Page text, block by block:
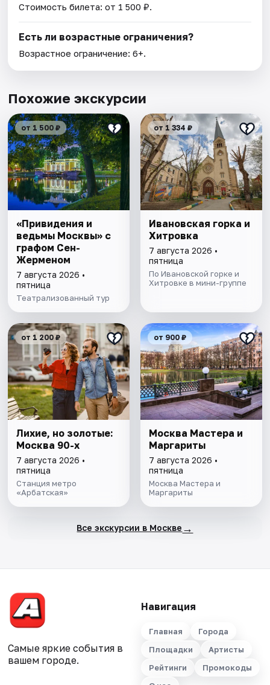
Стоимость билета: от 1 500 ₽.
Есть ли возрастные ограничения?
Возрастное ограничение: 6+.
Похожие экскурсии
от 1 500 ₽
«Привидения и
ведьмы Москвы» с
графом Сен-
Жерменом
7 августа 2026 •
пятница
Театрализованный тур
от 1 334 ₽
Ивановская горка и
Хитровка
7 августа 2026 •
пятница
По Ивановской горке и
Хитровке в мини-группе
от 1 200 ₽
Лихие, но золотые:
Москва 90-х
7 августа 2026 •
пятница
Станция метро
«Арбатская»
от 900 ₽
Москва Мастера и
Маргариты
7 августа 2026 •
пятница
Москва Мастера и
Маргариты
Все экскурсии в Москве →
Самые яркие события в
вашем городе.
Навигация
Главная
Города
Площадки
Артисты
Рейтинги
Промокоды